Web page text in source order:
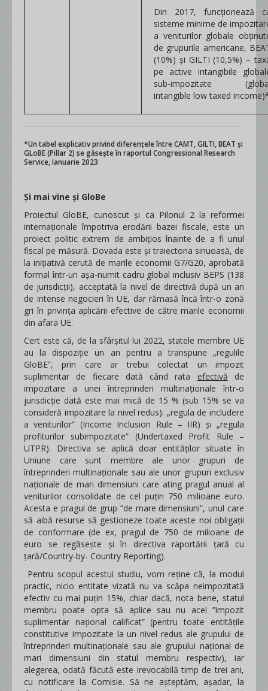
Din 2017, funcționează
sisteme minime de
a veniturilor globale
de grupurile americane,
(10%) și GILTI (10,5%) –
pe active intangibile
sub-impozitate
intangible low taxed
*Un tabel explicativ privind diferențele între CAMT, GILTI, BEAT și
GLoBE (Pillar 2) se găsește în raportul Congressional Research
Service, Ianuarie 2023
Și mai vine și GloBe
Proiectul GloBE, cunoscut și ca Pilonul 2 la reformei
internaționale împotriva erodării bazei fiscale, este un
proiect politic extrem de ambițios înainte de a fi unul
fiscal pe măsură. Dovada este și traiectoria sinuoasă, de
la inițiativă cerută de marile economii G7/G20, aprobată
formal într-un așa-numit cadru global inclusiv BEPS (138
de jurisdicții), acceptată la nivel de directivă după un an
de intense negocieri în UE, dar rămasă încă într-o zonă
gri în privința aplicării efective de către marile economii
din afara UE.
Cert este că, de la sfârșitul lui 2022, statele membre UE
au la dispoziție un an pentru a transpune „regulile
GloBE”, prin care ar trebui colectat un impozit
suplimentar de fiecare dată când rata efectivă de
impozitare a unei întreprinderi multinaționale într-o
jurisdicție dată este mai mică de 15 % (sub 15% se va
consideră impozitare la nivel redus): „regula de includere
a veniturilor” (Income Inclusion Rule – IIR) și „regula
profiturilor subimpozitate” (Undertaxed Profit Rule –
UTPR). Directiva se aplică doar entităților situate în
Uniune care sunt membre ale unor grupuri de
întreprinderi multinaționale sau ale unor grupuri exclusiv
naționale de mari dimensiuni care ating pragul anual al
veniturilor consolidate de cel puțin 750 milioane euro.
Acesta e pragul de grup ”de mare dimensiuni”, unul care
să aibă resurse să gestioneze toate aceste noi obligații
de conformare (de ex, pragul de 750 de milioane de
euro se regăsește și în directiva raportării țară cu
țară/Country-by- Country Reporting).
Pentru scopul acestui studiu, vom reține că, la modul
practic, nicio entitate vizată nu va scăpa neimpozitată
efectiv cu mai puțin 15%, chiar dacă, nota bene, statul
membru poate opta să aplice sau nu acel ”impozit
suplimentar național calificat” (pentru toate entitățile
constitutive impozitate la un nivel redus ale grupului de
întreprinderi multinaționale sau ale grupului național de
mari dimensiuni din statul membru respectiv), iar
alegerea, odată făcută este irevocabilă timp de trei ani,
cu notificare la Comisie. Să ne așteptăm, așadar, la